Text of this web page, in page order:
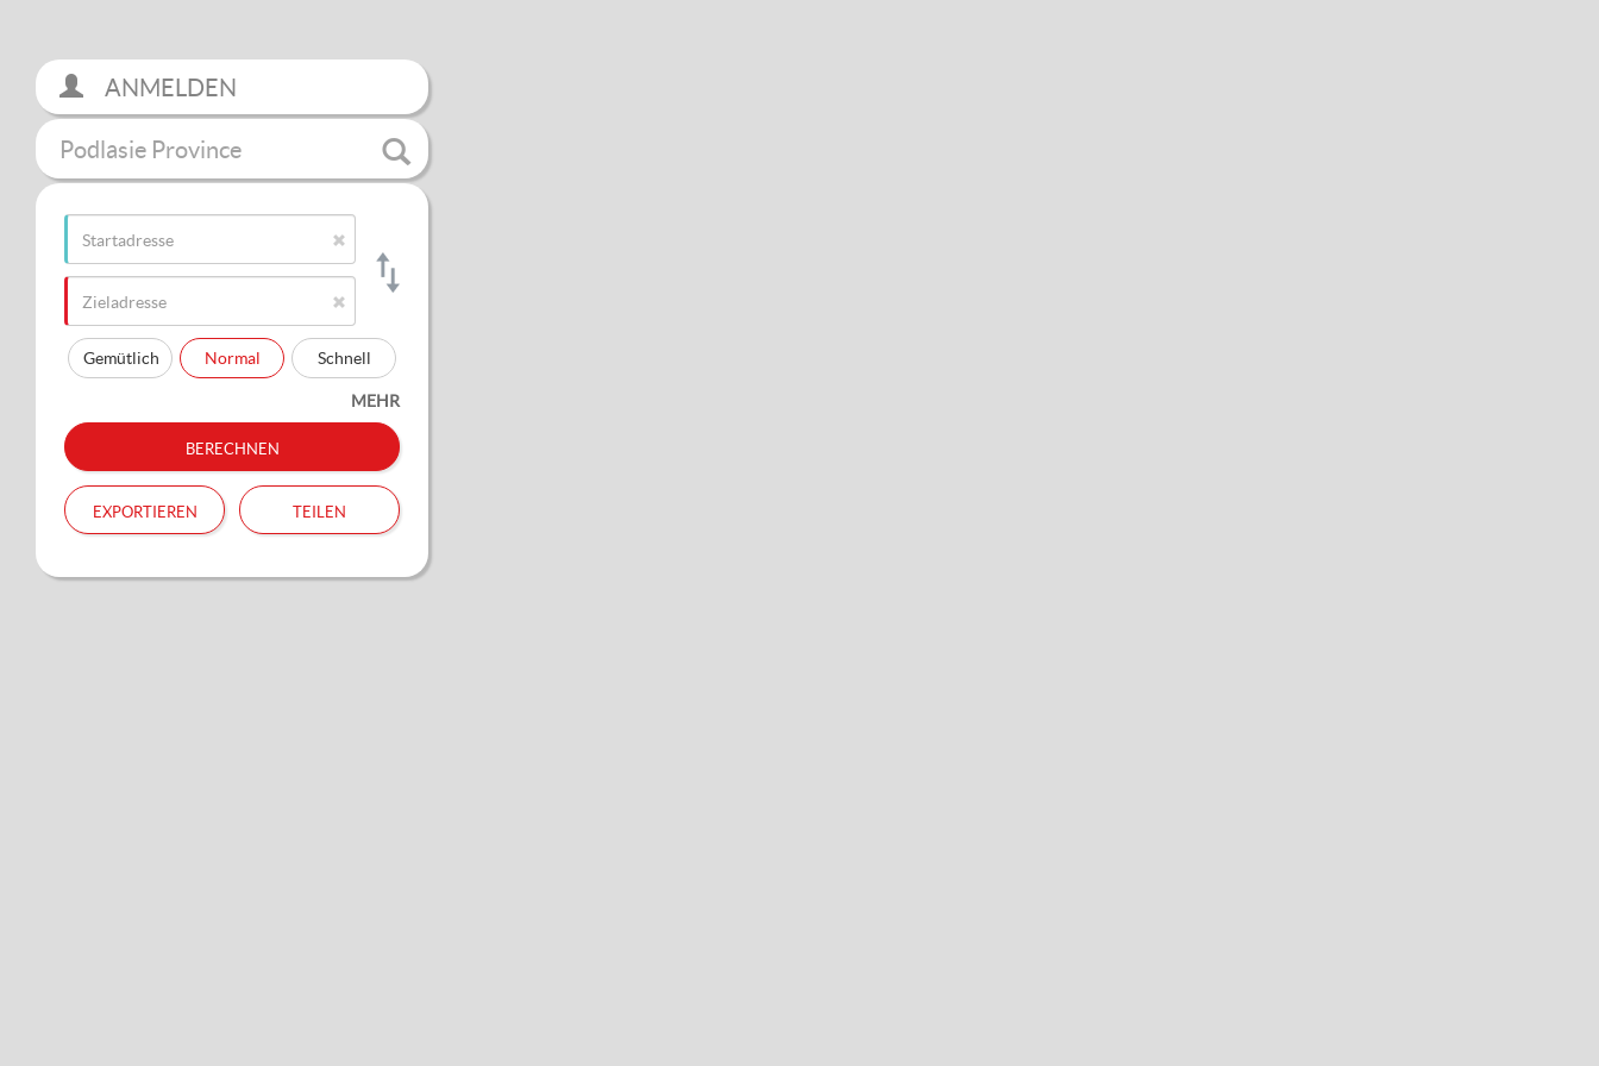
ANMELDEN
Podlasie Province
Gemütlich Normal Schnell
MEHR
berechnen
exportieren teilen